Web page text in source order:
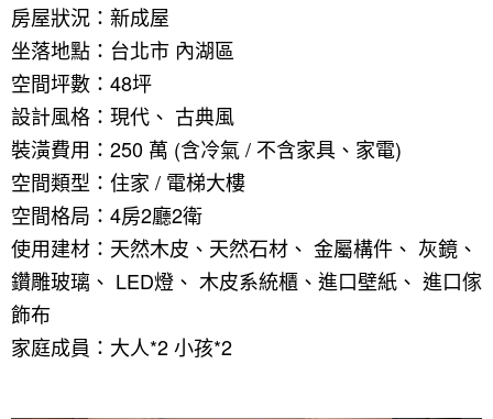
房屋狀況：新成屋
坐落地點：台北市 內湖區
空間坪數：48坪
設計風格：現代、 古典風
裝潢費用：250 萬 (含冷氣 / 不含家具、家電)
空間類型：住家 / 電梯大樓
空間格局：4房2廳2衛
使用建材：天然木皮、天然石材、 金屬構件、 灰鏡、
鑽雕玻璃、 LED燈、 木皮系統櫃、進口壁紙、 進口傢
飾布
家庭成員：大人*2 小孩*2
找設計師
如何使用點一點
我要裝潢
裝潢計算機
裝潢進階計算機
裝潢圖紙免費健檢
案例分享
類型
居家
商業空間
辦公室
其他
面積
小坪數
21~30坪
31~50坪
風格
現代
簡約
預算
150萬以內
人氣推薦
設計好手
台北市
新北市
桃園 新竹 竹北
360環景體驗
你家我家 Podcast
虛擬線上裝潢
設計專欄
系統櫃
綠建材
居家風水
全站搜尋
線上賞屋
北部
徵設計師